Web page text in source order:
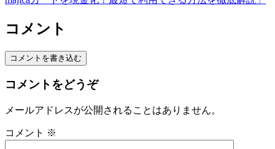
コメント
コメントを書き込む
コメントをどうぞ
メールアドレスが公開されることはありません。
コメント ※